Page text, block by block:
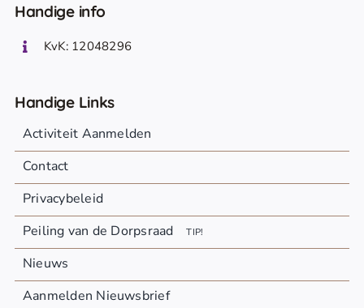
Handige info
KvK: 12048296
Handige Links
Activiteit Aanmelden
Contact
Privacybeleid
Peiling van de Dorpsraad
TIP!
Nieuws
Aanmelden Nieuwsbrief